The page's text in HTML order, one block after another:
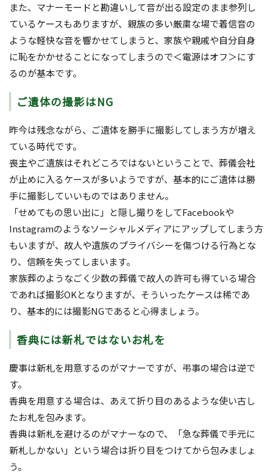
また、マナーモードと勘違いして音が出る設定のまま参列し
ているケースもありますが、親族の多い厳粛な場で着信音の
ような軽快な音を響かせてしまうと、家族や親戚や自分自身
に恥をかかせることになってしまうので＜電源はオフ＞にす
るのが基本です。
ご遺体の撮影はNG
昨今は残念ながら、ご遺体を勝手に撮影してしまう方が増え
ている時代です。
喪主やご遺族はそれどころではないということで、葬儀会社
が止めに入るケースが多いようですが、基本的にご遺体は勝
手に撮影していいものではありません。
「せめてもの思い出に」と隠し撮りをしてFacebookや
Instagramのようなソーシャルメディアにアップしてしまう方
もいますが、故人や遺族のプライバシーを傷つける行為とな
り、信頼を失ってしまいます。
家族葬のようなごく少数の葬儀で故人の許可も得ている場合
であれば撮影OKとなりますが、そういったケースは稀であ
り、基本的には撮影NGであると心得ましょう。
香典には新札ではないお札を
慶事は新札を用意するのがマナーですが、弔事の場合は逆で
す。
香典を用意する場合は、あえて折り目のあるような使い古し
たお札を包みます。
香典は新札を避けるのがマナーなので、「急な葬儀で手元に
新札しかない」という場合は折り目をつけてから包みましょ
う。